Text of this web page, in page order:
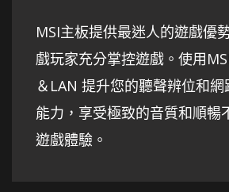
MSI主板提供最迷人的遊戲優
戲玩家充分掌控遊戲。使用
＆LAN 提升您的聽聲辨位和網
能力，享受極致的音質和順暢
遊戲體驗。